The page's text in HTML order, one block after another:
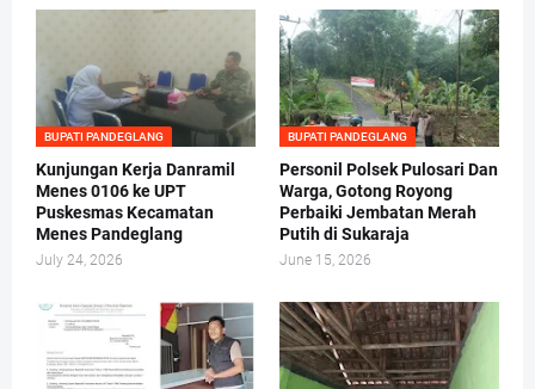
BUPATI PANDEGLANG
Kunjungan Kerja Danramil
Menes 0106 ke UPT
Puskesmas Kecamatan
Menes Pandeglang
July 24, 2026
BUPATI PANDEGLANG
Personil Polsek Pulosari Dan
Warga, Gotong Royong
Perbaiki Jembatan Merah
Putih di Sukaraja
June 15, 2026